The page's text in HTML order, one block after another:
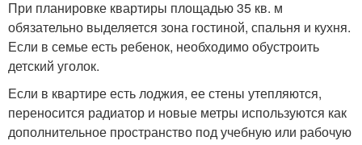
При планировке квартиры площадью 35 кв. м
обязательно выделяется зона гостиной, спальня и кухня.
Если в семье есть ребенок, необходимо обустроить
детский уголок.
Если в квартире есть лоджия, ее стены утепляются,
переносится радиатор и новые метры используются как
дополнительное пространство под учебную или рабочую